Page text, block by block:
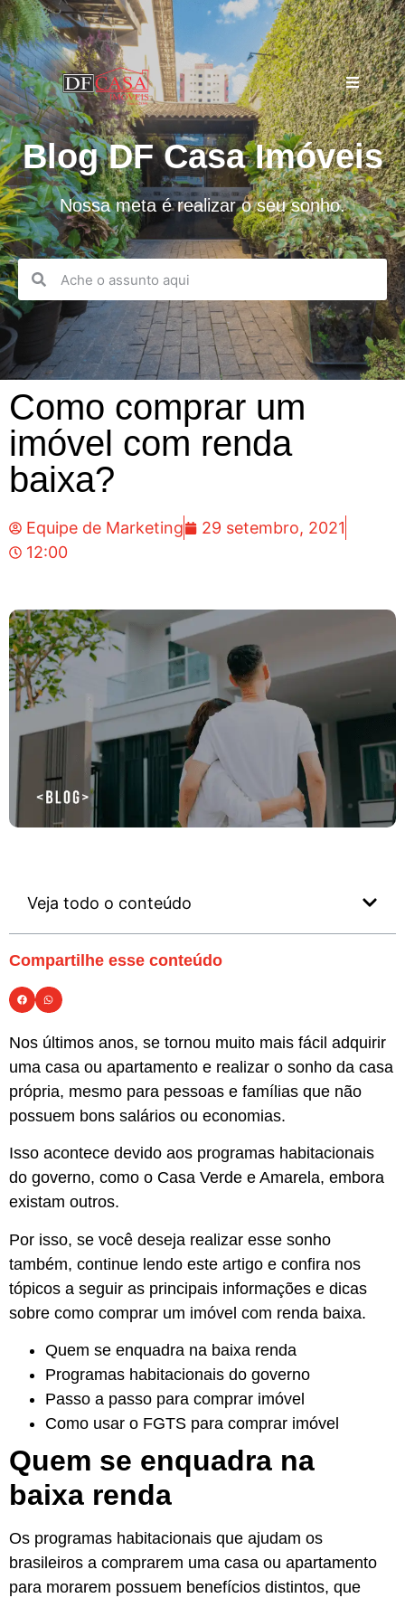
Blog DF Casa Imóveis
Nossa meta é realizar o seu sonho.
Como comprar um
imóvel com renda
baixa?
Equipe de Marketing
29 setembro, 2021
12:00
Veja todo o conteúdo
Compartilhe esse conteúdo
Nos últimos anos, se tornou muito mais fácil adquirir
uma casa ou apartamento e realizar o sonho da casa
própria, mesmo para pessoas e famílias que não
possuem bons salários ou economias.
Isso acontece devido aos programas habitacionais
do governo, como o Casa Verde e Amarela, embora
existam outros.
Por isso, se você deseja realizar esse sonho
também, continue lendo este artigo e confira nos
tópicos a seguir as principais informações e dicas
sobre como comprar um imóvel com renda baixa.
Quem se enquadra na baixa renda
Programas habitacionais do governo
Passo a passo para comprar imóvel
Como usar o FGTS para comprar imóvel
Quem se enquadra na
baixa renda
Os programas habitacionais que ajudam os
brasileiros a comprarem uma casa ou apartamento
para morarem possuem benefícios distintos, que